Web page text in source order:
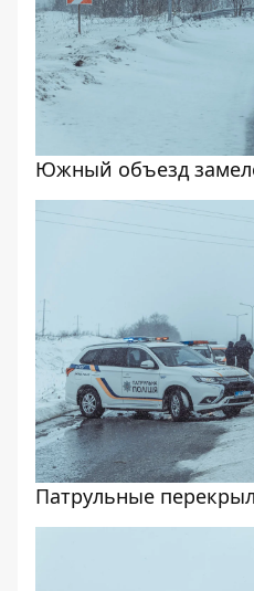
Южный объезд
Патрульные